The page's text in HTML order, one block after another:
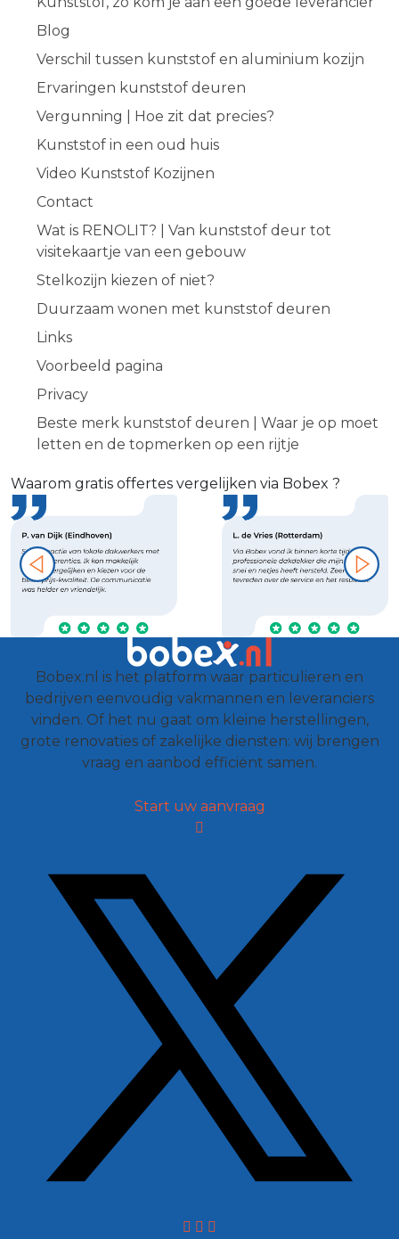
Blog
Verschil tussen kunststof en aluminium kozijn
Ervaringen kunststof deuren
Vergunning | Hoe zit dat precies?
Kunststof in een oud huis
Video Kunststof Kozijnen
Contact
Wat is RENOLIT? | Van kunststof deur tot
visitekaartje van een gebouw
Stelkozijn kiezen of niet?
Duurzaam wonen met kunststof deuren
Links
Voorbeeld pagina
Privacy
Beste merk kunststof deuren | Waar je op moet
letten en de topmerken op een rijtje
Waarom gratis offertes vergelijken via Bobex ?
Bobex.nl is het platform waar particulieren en
bedrijven eenvoudig vakmannen en leveranciers
vinden. Of het nu gaat om kleine herstellingen,
grote renovaties of zakelijke diensten: wij brengen
vraag en aanbod efficiënt samen.
Start uw aanvraag